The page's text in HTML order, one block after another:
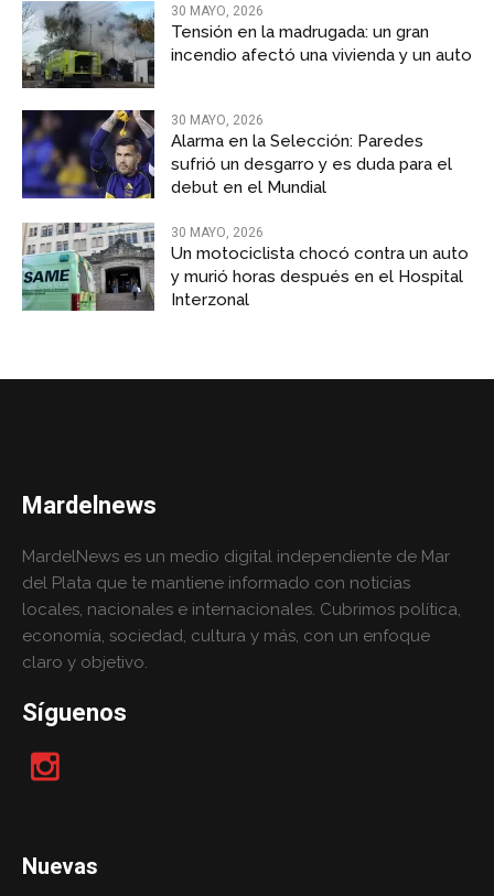
30 MAYO, 2026
Tensión en la madrugada: un gran
incendio afectó una vivienda y un auto
30 MAYO, 2026
Alarma en la Selección: Paredes
sufrió un desgarro y es duda para el
debut en el Mundial
30 MAYO, 2026
Un motociclista chocó contra un auto
y murió horas después en el Hospital
Interzonal
Mardelnews
MardelNews es un medio digital independiente de Mar
del Plata que te mantiene informado con noticias
locales, nacionales e internacionales. Cubrimos política,
economía, sociedad, cultura y más, con un enfoque
claro y objetivo.
Síguenos
Nuevas